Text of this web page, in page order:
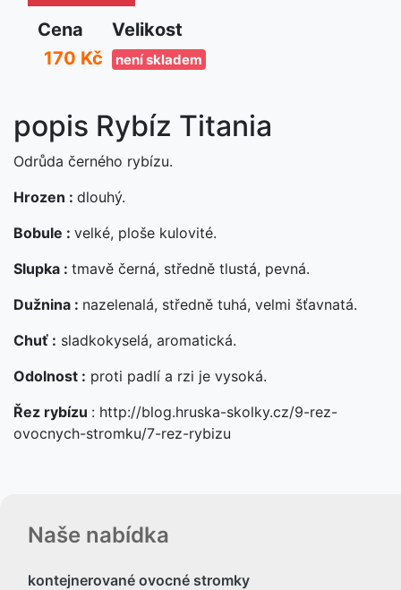
Naše nabídka
kontejnerované ovocné stromky
Cena
Velikost
170 Kč
není skladem
popis Rybíz Titania
Odrůda černého rybízu.
Hrozen : dlouhý.
Bobule : velké, ploše kulovité.
Slupka : tmavě černá, středně tlustá, pevná.
Dužnina : nazelenalá, středně tuhá, velmi šťavnatá.
Chuť : sladkokyselá, aromatická.
Odolnost : proti padlí a rzi je vysoká.
Řez rybízu : http://blog.hruska-skolky.cz/9-rez-
ovocnych-stromku/7-rez-rybizu